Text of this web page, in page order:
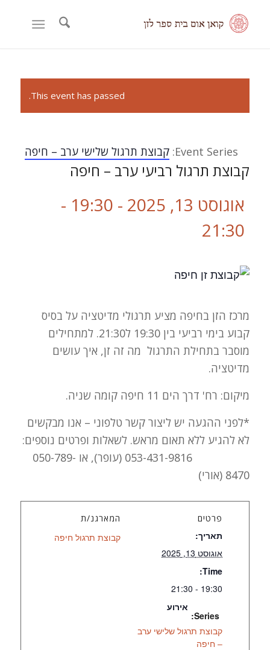
This event has passed.
Event Series: קבוצת תרגול שלישי ערב – חיפה
קבוצת תרגול רביעי ערב – חיפה
אוגוסט 13, 2025 - 19:30
-
21:30
מרכז הזן בחיפה מציע תרגולי מדיטציה על בסיס
קבוע בימי רביעי בין 19:30 ל21:30. למתחילים
מוסבר בתחילת התרגול מה זה זן, איך עושים
מדיטציה.
מיקום: רח' דרך הים 11 חיפה קומה שניה.
*לפני ההגעה יש ליצור קשר טלפוני – אנו מבקשים
לא להגיע ללא תאום מראש. לשאלות ופרטים נוספים:
053-431-9816 (עופר), או 050-789-
8470 (אורי)
פרטים
תאריך:
אוגוסט 13, 2025
Time:
19:30 - 21:30
Series:
קבוצת תרגול שלישי ערב
– חיפה
אירוע
המארגנ/ת
קבוצת תרגול חיפה